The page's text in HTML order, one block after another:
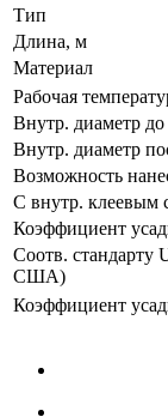
Тип
Длина, м
Материал
Рабочая
Внутр. диаметр
Внутр. диаметр
Возможность
С внутр. клеевым
Коэффициент
Соотв. стандарту
США)
Коэффициент